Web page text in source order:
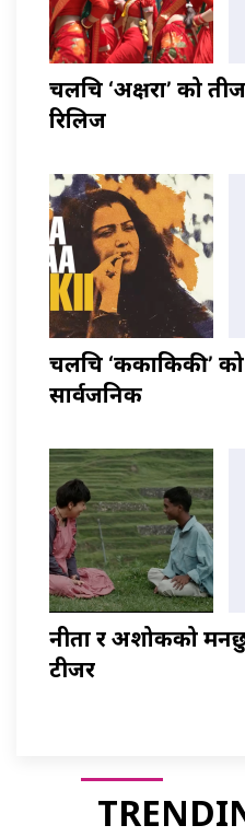
चलचित्र ‘अक्षरा’ को
रिलिज
चलचित्र ‘ककाकिकी’
सार्वजनिक
नीता र अशोकको मनछुने
टीजर